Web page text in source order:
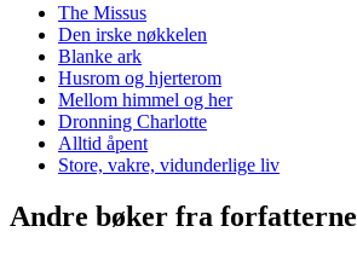
The Missus
Den irske nøkkelen
Blanke ark
Husrom og hjerterom
Mellom himmel og her
Dronning Charlotte
Alltid åpent
Store, vakre, vidunderlige liv
Andre bøker fra forfatterne